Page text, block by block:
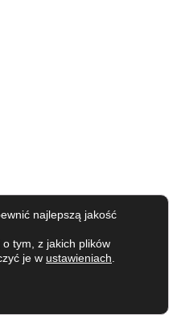
najlepszą jakość
tym, z jakich plików
je w ustawieniach